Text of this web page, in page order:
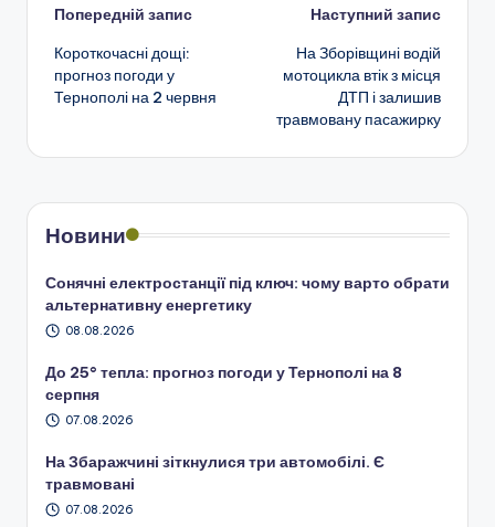
Навігація
по
запису
Попередній запис
Короткочасні дощі:
прогноз погоди у
Тернополі на 2 червня
Наступний запис
На Зборівщині водій
мотоцикла втік з місця
ДТП і залишив
травмовану пасажирку
Новини
Сонячні електростанції під ключ: чому варто обрати
альтернативну енергетику
08.08.2026
До 25° тепла: прогноз погоди у Тернополі на 8
серпня
07.08.2026
На Збаражчині зіткнулися три автомобілі. Є
травмовані
07.08.2026